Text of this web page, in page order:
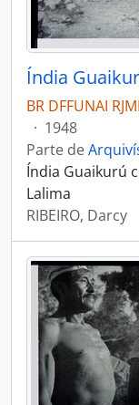
Índia
BR DFFUNAI
· 1948
Parte de
Índia Guaikurú
Lalima
RIBEIRO, Darcy